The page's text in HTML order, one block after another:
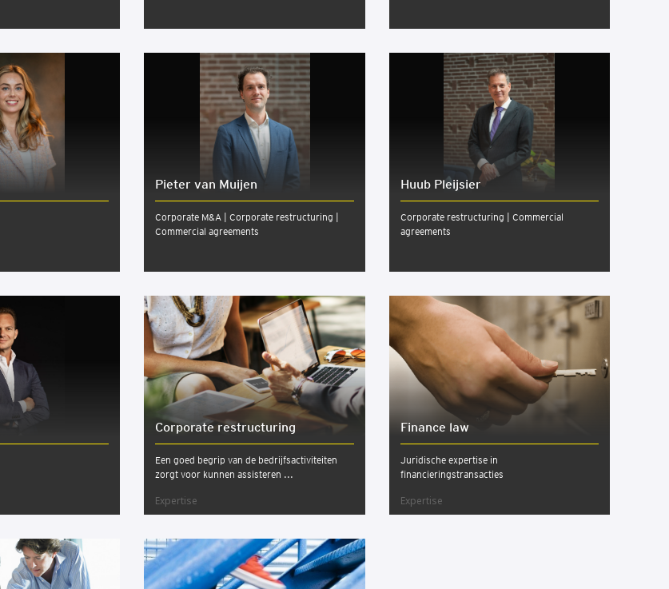
Pieter van Muijen
Corporate M&A | Corporate restructuring |
Commercial agreements
Huub Pleijsier
Corporate restructuring | Commercial
agreements
Cor­po­ra­te restruc­tu­ring
Een goed begrip van de bedrijfsactiviteiten
zorgt voor kunnen assisteren ...
Expertise
Finan­ce law
Juridische expertise in
financieringstransacties
Expertise